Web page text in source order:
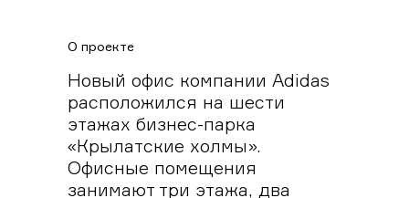
Новый офис компании Adidas
расположился на шести
этажах бизнес-парка
«Крылатские холмы».
Офисные помещения
занимают три этажа, два
О проекте